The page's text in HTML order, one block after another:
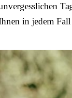
in jedem